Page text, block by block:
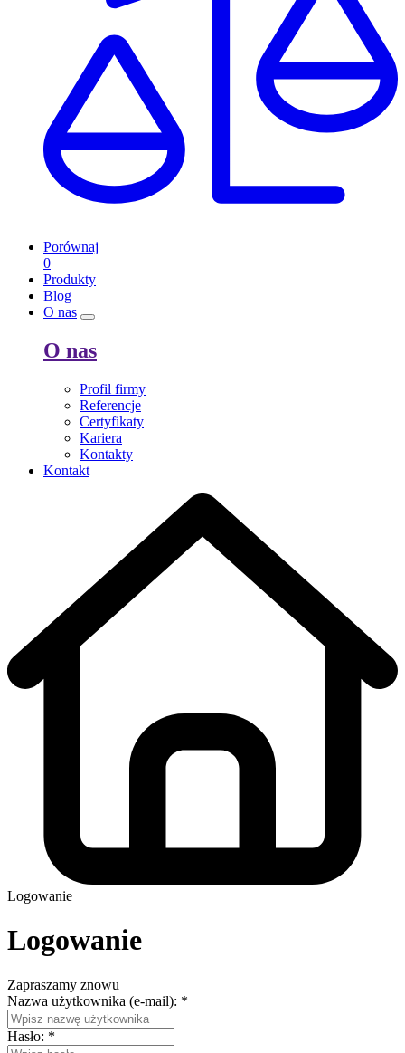
Porównaj
0
Produkty
Blog
O nas
O nas
Profil firmy
Referencje
Certyfikaty
Kariera
Kontakty
Kontakt
Logowanie
Logowanie
Zapraszamy znowu
Nazwa użytkownika (e-mail): *
Hasło: *